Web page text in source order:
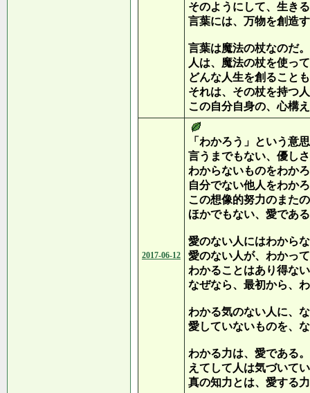
そのようにして、生き
言葉には、万物を創造
言葉は魔法の杖なのだ。
人は、魔法の杖を使っ
どんな人生を創ること
それは、その杖を持つ
この自分自身の、心構
2017-06-12
「わかろう」という意
言うまでもない、優し
わからないものをわか
自分でない他人をわか
この想像的努力のまた
ほかでもない、愛であ
愛のない人にはわから
愛のない人が、わかっ
わかることはあり得な
なぜなら、最初から、
わかる気のない人に、
愛していないものを、
わかる力は、愛である。
えてして人は気づいて
真の知力とは、愛する